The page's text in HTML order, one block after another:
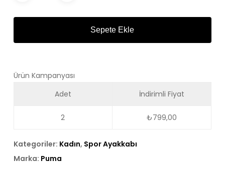
Sepete Ekle
Ürün Kampanyası
Adet
İndirimli Fiyat
2 ₺799,00
Kategoriler: Kadın, Spor Ayakkabı
Marka: Puma